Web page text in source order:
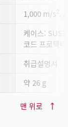
1,000 m/s2
케이스:
코드 프로텍
취급설명서
약 26 g
맨 위로